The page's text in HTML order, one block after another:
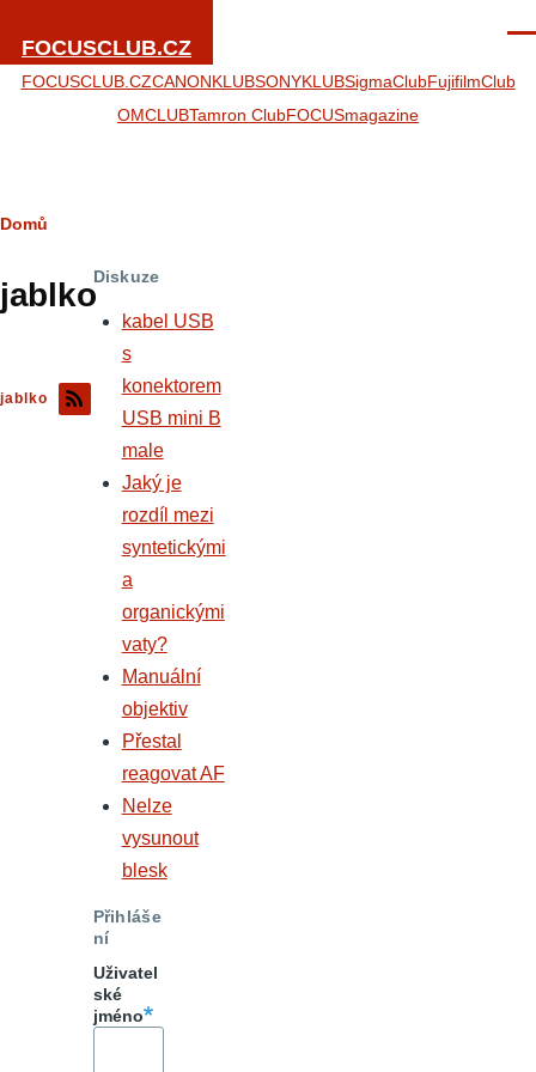
FOCUSCLUB.CZ
FOCUSCLUB.CZCANONKLUBSONYKLUBSigmaClubFujifilmClub
OMCLUBTamron ClubFOCUSmagazine
Drobečková
navigace
Domů
jablko
jablko
Diskuze
kabel USB
s
konektorem
USB mini B
male
Jaký je
rozdíl mezi
syntetickými
a
organickými
vaty?
Manuální
objektiv
Přestal
reagovat AF
Nelze
vysunout
blesk
Přihláše
ní
Uživatel
ské
jméno